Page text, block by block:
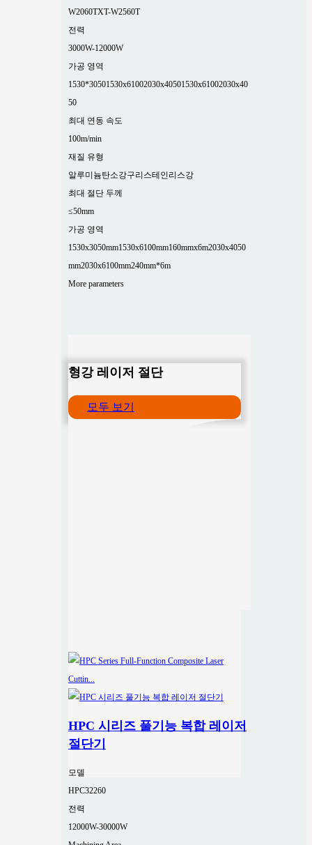
W2060TXT-W2560T
전력
3000W-12000W
가공 영역
1530*30501530x61002030x40501530x61002030x40
50
최대 연동 속도
100m/min
재질 유형
알루미늄탄소강구리 스테인리스강
최대 절단 두께
≤50mm
가공 영역
1530x3050mm1530x6100mm160mmx6m2030x4050
mm2030x6100mm240mm*6m
More parameters
형강 레이저 절단
모두 보기
HPC 시리즈 풀기능 복합 레이저
절단기
모델
HPC32260
전력
12000W-30000W